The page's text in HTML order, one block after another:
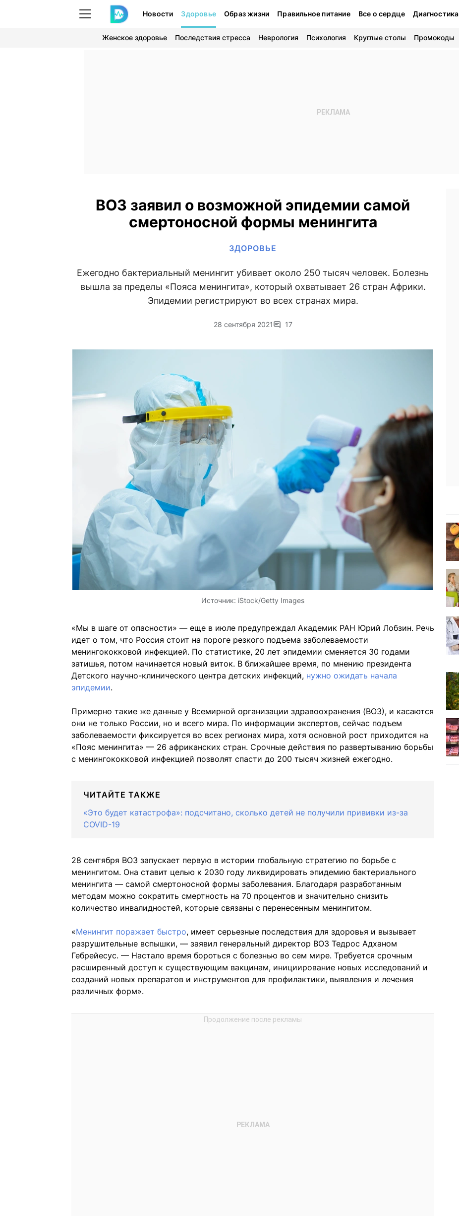
Новости Здоровье Образ жизни Правильное питание Все о сердце Диагностика
Женское здоровье Последствия стресса Неврология Психология Круглые столы Промокоды
ВОЗ заявил о возможной эпидемии самой
смертоносной формы менингита
ЗДОРОВЬЕ
Ежегодно бактериальный менингит убивает около 250 тысяч человек. Болезнь
вышла за пределы «Пояса менингита», который охватывает 26 стран Африки.
Эпидемии регистрируют во всех странах мира.
28 сентября 2021 17
Источник: iStock/Getty Images
«Мы в шаге от опасности» — еще в июле предупреждал Академик РАН Юрий Лобзин. Речь
идет о том, что Россия стоит на пороге резкого подъема заболеваемости
менингококковой инфекцией. По статистике, 20 лет эпидемии сменяется 30 годами
затишья, потом начинается новый виток. В ближайшее время, по мнению президента
Детского научно-клинического центра детских инфекций, нужно ожидать начала
эпидемии.
Примерно такие же данные у Всемирной организации здравоохранения (ВОЗ), и касаются
они не только России, но и всего мира. По информации экспертов, сейчас подъем
заболеваемости фиксируется во всех регионах мира, хотя основной рост приходится на
«Пояс менингита» — 26 африканских стран. Срочные действия по развертыванию борьбы
с менингококковой инфекцией позволят спасти до 200 тысяч жизней ежегодно.
ЧИТАЙТЕ ТАКЖЕ
«Это будет катастрофа»: подсчитано, сколько детей не получили прививки из-за
COVID-19
28 сентября ВОЗ запускает первую в истории глобальную стратегию по борьбе с
менингитом. Она ставит целью к 2030 году ликвидировать эпидемию бактериального
менингита — самой смертоносной формы заболевания. Благодаря разработанным
методам можно сократить смертность на 70 процентов и значительно снизить
количество инвалидностей, которые связаны с перенесенным менингитом.
«Менингит поражает быстро, имеет серьезные последствия для здоровья и вызывает
разрушительные вспышки, — заявил генеральный директор ВОЗ Тедрос Адханом
Гебрейесус. — Настало время бороться с болезнью во сем мире. Требуется срочным
расширенный доступ к существующим вакцинам, инициирование новых исследований и
созданий новых препаратов и инструментов для профилактики, выявления и лечения
различных форм».